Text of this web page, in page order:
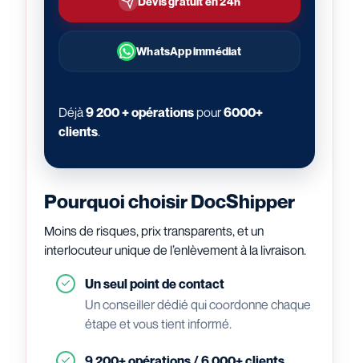
Pourquoi choisir DocShipper
Moins de risques, prix transparents, et un
interlocuteur unique de l’enlèvement à la livraison.
Un seul point de contact
Un conseiller dédié qui coordonne chaque
étape et vous tient informé.
WhatsApp immédiat
Déjà9 200 + opérationspour6000+
clients.